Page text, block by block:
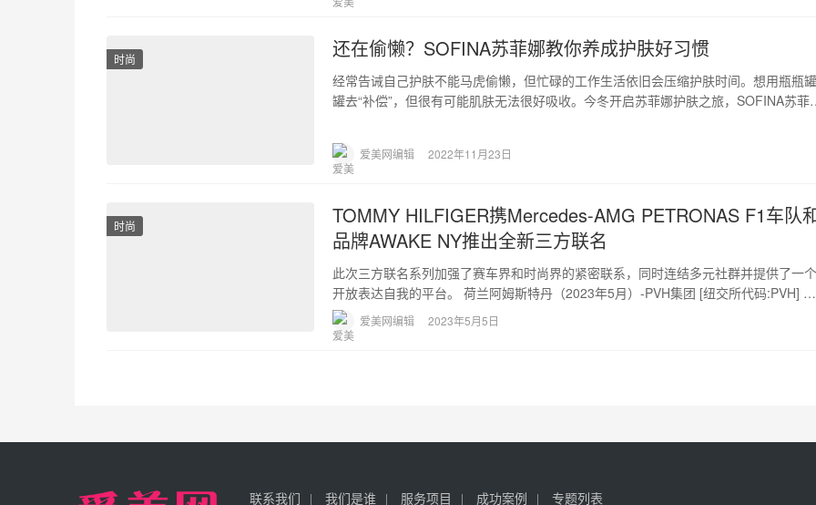
时尚 还在偷懒？SOFINA苏菲娜教你养成护肤好习惯
经常告诫自己护肤不能马虎偷懒，但忙碌的工作生活依旧会压缩护肤时间。想用瓶瓶罐
罐去“补偿”，但很有可能肌肤无法很好吸收。今冬开启苏菲娜护肤之旅，SOFINA苏菲
爱美网编辑 2022年11月23日
时尚
TOMMY HILFIGER携Mercedes-AMG PETRONAS F1车队
品牌AWAKE NY推出全新三方联名
此次三方联名系列加强了赛车界和时尚界的紧密联系，同时连结多元社群并提供了一个
开放表达自我的平台。 荷兰阿姆斯特丹（2023年5月）-PVH集团 [纽交所代码:PVH] 旗
下全资子公…
爱美网编辑 2023年5月5日
联系我们 我们是谁 服务项目 成功案例 专题列表